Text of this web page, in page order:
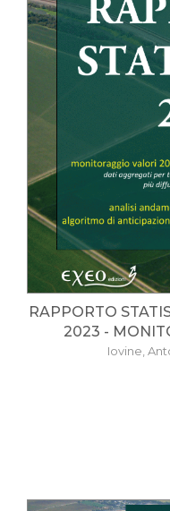
RAPPORTO
2023 -
Iovine,